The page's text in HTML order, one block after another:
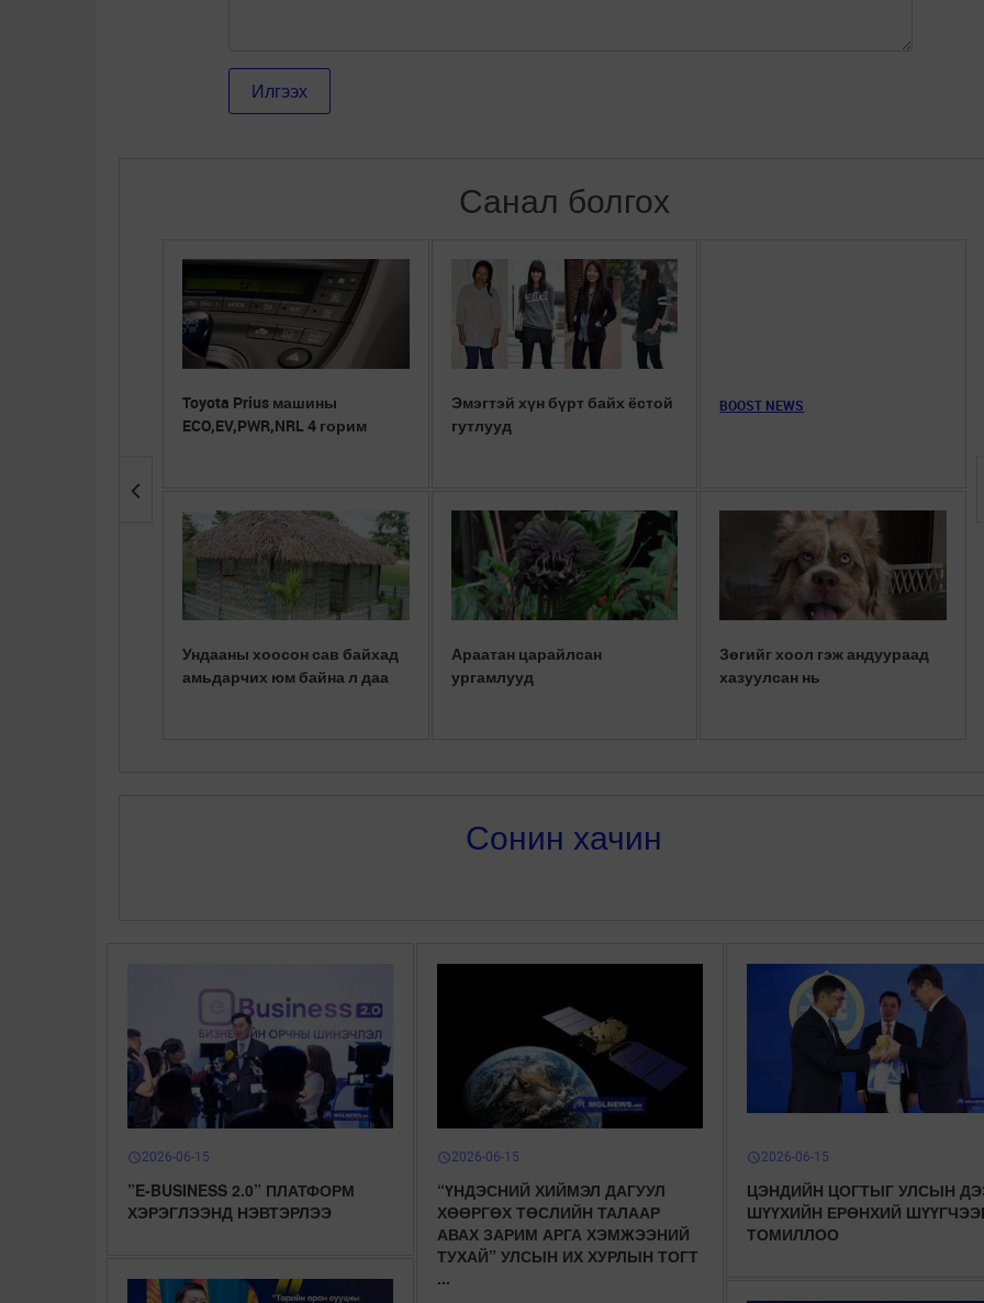
Санал болгох
Toyota Prius машины
ECO,EV,PWR,NRL 4 горим
Ундааны хоосон сав байхад
амьдарчих юм байна л даа
Эмэгтэй хүн бүрт байх ёстой
гутлууд
Араатан царайлсан
ургамлууд
BOOST NEWS
Зөгийг хоол гэж андуураад
хазуулсан нь
Сонин хачин
schedule2026-06-15
”E-BUSINESS 2.0” ПЛАТФОРМ
ХЭРЭГЛЭЭНД НЭВТЭРЛЭЭ
schedule2026-06-15
“ҮНДЭСНИЙ ХИЙМЭЛ ДАГУУЛ
ХӨӨРГӨХ ТӨСЛИЙН ТАЛААР
АВАХ ЗАРИМ АРГА ХЭМЖЭЭНИЙ
ТУХАЙ” УЛСЫН ИХ ХУРЛЫН ТОГТ
...
schedule2026-06-15
ЦЭНДИЙН ЦОГТЫГ УЛСЫН
ШҮҮХИЙН ЕРӨНХИЙ
ТОМИЛЛОО